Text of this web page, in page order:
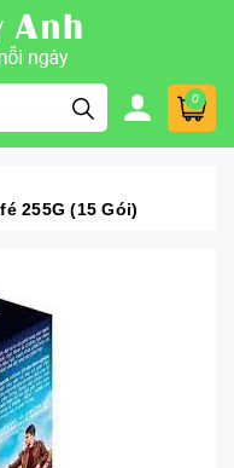
0
255G (15 Gói)